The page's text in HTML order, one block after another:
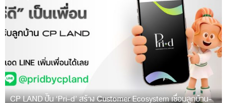
CP LAND ปั้น ‘Pri-d’ สร้าง Customer Ecosystem เชื่อมลูกบ้าน-